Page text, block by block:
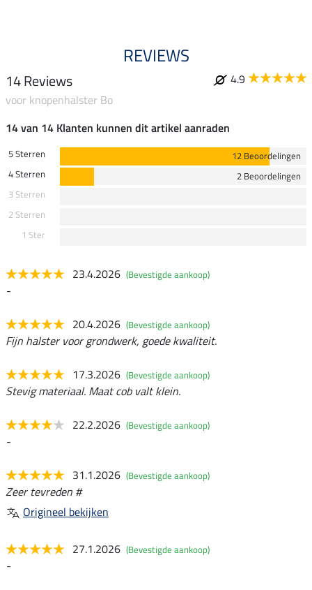
REVIEWS
14 Reviews
4.9
voor knopenhalster Bo
14 van 14 Klanten kunnen dit artikel aanraden
5 Sterren
12 Beoordelingen
4 Sterren
2 Beoordelingen
3 Sterren
2 Sterren
1 Ster
23.4.2026 (Bevestigde aankoop)
-
20.4.2026 (Bevestigde aankoop)
Fijn halster voor grondwerk, goede kwaliteit.
17.3.2026 (Bevestigde aankoop)
Stevig materiaal. Maat cob valt klein.
22.2.2026 (Bevestigde aankoop)
-
31.1.2026 (Bevestigde aankoop)
Zeer tevreden #
Origineel bekijken
27.1.2026 (Bevestigde aankoop)
-